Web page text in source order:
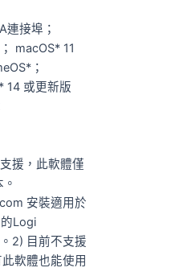
連接埠；
macOS* 11
；
14 或更新版
援，此軟體僅
安裝適用於
Logi
2) 目前不支援
軟體也能使用